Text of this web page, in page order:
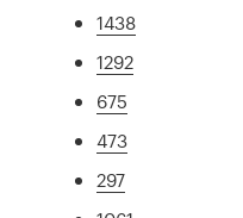
1438
1292
675
473
297